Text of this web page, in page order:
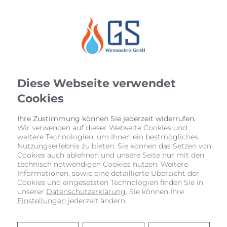
Diese Webseite verwendet
Cookies
Ihre Zustimmung können Sie jederzeit widerrufen.
Wir verwenden auf dieser Webseite Cookies und
weitere Technologien, um Ihnen ein bestmögliches
Nutzungserlebnis zu bieten. Sie können das Setzen von
Cookies auch ablehnen und unsere Seite nur mit den
technisch notwendigen Cookies nutzen. Weitere
Informationen, sowie eine detaillierte Übersicht der
Cookies und eingesetzten Technologien finden Sie in
unserer Datenschutzerklärung. Sie können Ihre
Einstellungen jederzeit ändern.